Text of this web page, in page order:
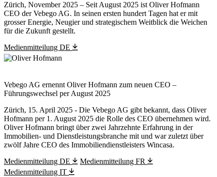
Zürich, November 2025 – Seit August 2025 ist Oliver Hofmann
CEO der Vebego AG. In seinen ersten hundert Tagen hat er mit
grosser Energie, Neugier und strategischem Weitblick die Weichen
für die Zukunft gestellt.
Medienmitteilung DE
Vebego AG ernennt Oliver Hofmann zum neuen CEO –
Führungswechsel per August 2025
Zürich, 15. April 2025 - Die Vebego AG gibt bekannt, dass Oliver
Hofmann per 1. August 2025 die Rolle des CEO übernehmen wird.
Oliver Hofmann bringt über zwei Jahrzehnte Erfahrung in der
Immobilien- und Dienstleistungsbranche mit und war zuletzt über
zwölf Jahre CEO des Immobiliendienstleisters Wincasa.
Medienmitteilung DE
Medienmitteilung FR
Medienmitteilung IT